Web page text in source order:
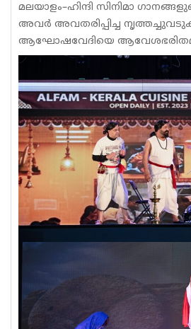
മലയാളം–ഹിന്ദി സിനിമാ
അവർ അവതരിപ്പിച്ച
ആഘോഷവേദിയെ